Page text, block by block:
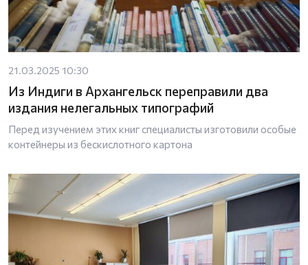
21.03.2025 10:30
Из Индиги в Архангельск переправили два
издания нелегальных типографий
Перед изучением этих книг специалисты изготовили особые
контейнеры из бескислотного картона